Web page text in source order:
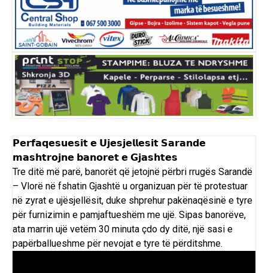
𝗣𝗲𝗿𝗳𝗮𝗾𝗲𝘀𝘂𝗲𝘀𝗶𝘁 𝗲 𝗨𝗷𝗲𝘀𝗷𝗲𝗹𝗹𝗲𝘀𝗶𝘁 𝗦𝗮𝗿𝗮𝗻𝗱𝗲
𝗺𝗮𝘀𝗵𝘁𝗿𝗼𝗷𝗻𝗲 𝗯𝗮𝗻𝗼𝗿𝗲𝘁 𝗲 𝗚𝗷𝗮𝘀𝗵𝘁𝗲𝘀
Tre ditë më parë, banorët që jetojnë përbri rrugës Sarandë
– Vlorë në fshatin Gjashtë u organizuan për të protestuar
në zyrat e ujësjellësit, duke shprehur pakënaqësinë e tyre
për furnizimin e pamjaftueshëm me ujë. Sipas banorëve,
ata marrin ujë vetëm 30 minuta çdo dy ditë, një sasi e
papërballueshme për nevojat e tyre të përditshme.